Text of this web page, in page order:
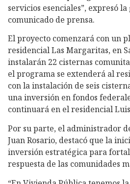
servicios esenciales”, expresó
comunicado de prensa.
El proyecto comenzará con un
residencial Las Margaritas, en
instalarán 22 cisternas
el programa se extenderá al
con la instalación de seis
una inversión en fondos
continuará en el residencial
Por su parte, el administrador
Juan Rosario, destacó que la
inversión estratégica para
respuesta de las comunidades